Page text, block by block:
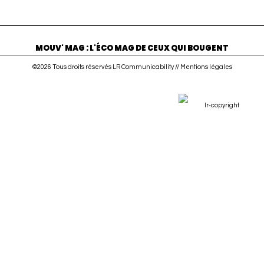
MOUV' MAG : L'ÉCO MAG DE CEUX QUI BOUGENT
©2026 Tous droits réservés LR Communicability // Mentions légales